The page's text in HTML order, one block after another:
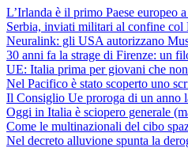
L’Irlanda è il primo Paese europeo
Serbia, inviati militari al confine col
Neuralink: gli USA autorizzano
30 anni fa la strage di Firenze: un
UE: Italia prima per giovani che
Nel Pacifico è stato scoperto uno
Il Consiglio Ue proroga di un anno
Oggi in Italia è sciopero generale
Come le multinazionali del cibo
Nel decreto alluvione spunta la